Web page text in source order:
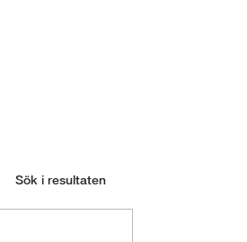
Sök i resultaten